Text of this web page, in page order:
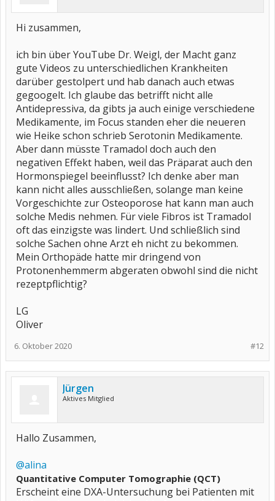
Hi zusammen,
ich bin über YouTube Dr. Weigl, der Macht ganz
gute Videos zu unterschiedlichen Krankheiten
darüber gestolpert und hab danach auch etwas
gegoogelt. Ich glaube das betrifft nicht alle
Antidepressiva, da gibts ja auch einige verschiedene
Medikamente, im Focus standen eher die neueren
wie Heike schon schrieb Serotonin Medikamente.
Aber dann müsste Tramadol doch auch den
negativen Effekt haben, weil das Präparat auch den
Hormonspiegel beeinflusst? Ich denke aber man
kann nicht alles ausschließen, solange man keine
Vorgeschichte zur Osteoporose hat kann man auch
solche Medis nehmen. Für viele Fibros ist Tramadol
oft das einzigste was lindert. Und schließlich sind
solche Sachen ohne Arzt eh nicht zu bekommen.
Mein Orthopäde hatte mir dringend von
Protonenhemmerm abgeraten obwohl sind die nicht
rezeptpflichtig?
LG
Oliver
#12
6. Oktober 2020
Jürgen
Aktives Mitglied
Hallo Zusammen,
@alina
Quantitative Computer Tomographie (QCT)
Erscheint eine DXA-Untersuchung bei Patienten mit